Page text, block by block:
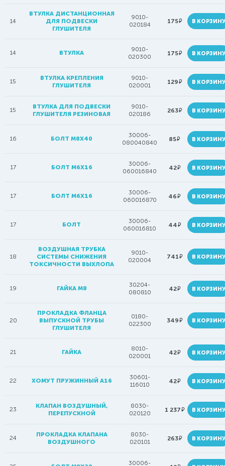
14
ВТУЛКА ДИСТАНЦИОННАЯ
ДЛЯ ПОДВЕСКИ
ГЛУШИТЕЛЯ
9010-
020184
175руб. В КОРЗИНУ
14 ВТУЛКА
9010-
020300
175руб. В КОРЗИНУ
15
ВТУЛКА КРЕПЛЕНИЯ
ГЛУШИТЕЛЯ
9010-
020001
129руб. В КОРЗИНУ
15
ВТУЛКА ДЛЯ ПОДВЕСКИ
ГЛУШИТЕЛЯ РЕЗИНОВАЯ
9010-
020186
263руб. В КОРЗИНУ
16 БОЛТ М8Х40
30006-
080040840
85руб. В КОРЗИНУ
17 БОЛТ М6Х16
30006-
060016840
42руб. В КОРЗИНУ
17 БОЛТ M6X16
30006-
060016870
46руб. В КОРЗИНУ
17 БОЛТ
30006-
060016810
44руб. В КОРЗИНУ
18
ВОЗДУШНАЯ ТРУБКА
СИСТЕМЫ СНИЖЕНИЯ
ТОКСИЧНОСТИ ВЫХЛОПА
9010-
020004
741руб. В КОРЗИНУ
19 ГАЙКА M8
30204-
080810
42руб. В КОРЗИНУ
20
ПРОКЛАДКА ФЛАНЦА
ВЫПУСКНОЙ ТРУБЫ
ГЛУШИТЕЛЯ
0180-
022300
349руб. В КОРЗИНУ
21 ГАЙКА
8010-
020001
42руб. В КОРЗИНУ
22 ХОМУТ ПРУЖИННЫЙ А16
30601-
116010
42руб. В КОРЗИНУ
23
КЛАПАН ВОЗДУШНЫЙ,
ПЕРЕПУСКНОЙ
8030-
020120
1 237руб. В КОРЗИНУ
24
ПРОКЛАДКА КЛАПАНА
ВОЗДУШНОГО
8030-
020101
263руб. В КОРЗИНУ
30006-